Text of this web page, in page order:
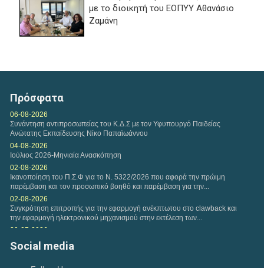
με το διοικητή του ΕΟΠΥΥ Αθανάσιο
Ζαμάνη
Απάντηση του ΕΟΠΥΥ, σε ερώτημα σχετικό με τα
εξάμηνο...
Κυριακή, 12 Ιουλ 2026
Η ΑΑΔΕ ανακοίνωσε παράταση υποβολής δηλώσεων
φορολογίας εισοδήματος μέχρι τα μεσάνυχτα της...
Πρόσφατα
06-08-2026
Συνάντηση αντιπροσωπείας του Κ.Δ.Σ με τον Υφυπουργό Παιδείας
Ανώτατης Εκπαίδευσης Νίκο Παπαϊωάννου
04-08-2026
Ιούλιος 2026-Μηνιαία Ανασκόπηση
02-08-2026
Ικανοποίηση του Π.Σ.Φ για το Ν. 5322/2026 που αφορά την πρώιμη
παρέμβαση και τον προσωπικό βοηθό και παρέμβαση για την...
02-08-2026
Συγκρότηση επιτροπής για την εφαρμογή ανέκπτωτου στο clawback και
την εφαρμογή ηλεκτρονικού μηχανισμού στην εκτέλεση των...
29-07-2026
Παρέμβαση του Πανελλήνιου Συλλόγου Φυσικοθεραπευτών προς την
«Καθημερινή» για δημοσίευμα σχετικά με τους...
Social media